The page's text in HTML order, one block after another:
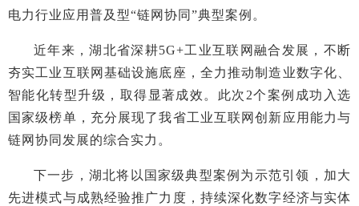
电力行业应用普及型“链网协同”典型案例。
近年来，湖北省深耕5G+工业互联网融合发展，不断
夯实工业互联网基础设施底座，全力推动制造业数字化、
智能化转型升级，取得显著成效。此次2个案例成功入选
国家级榜单，充分展现了我省工业互联网创新应用能力与
链网协同发展的综合实力。
下一步，湖北将以国家级典型案例为示范引领，加大
先进模式与成熟经验推广力度，持续深化数字经济与实体